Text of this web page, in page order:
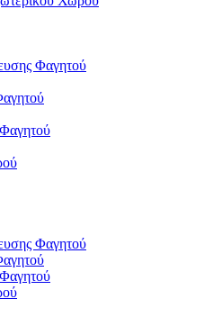
Φαγητού
Φαγητού